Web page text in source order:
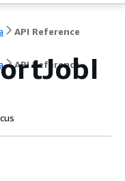
API Reference
API Reference